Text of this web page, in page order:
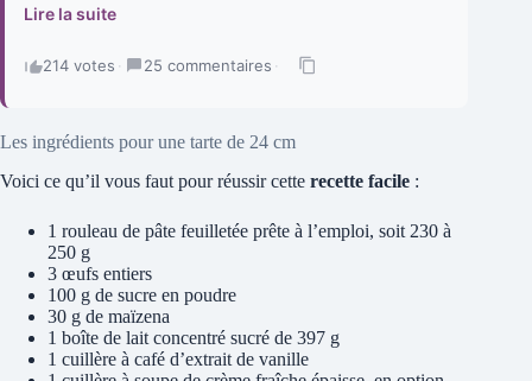
Lire la suite
214 votes · 25 commentaires ·
Les ingrédients pour une tarte de 24 cm
Voici ce qu’il vous faut pour réussir cette recette facile :
1 rouleau de pâte feuilletée prête à l’emploi, soit 230 à
250 g
3 œufs entiers
100 g de sucre en poudre
30 g de maïzena
1 boîte de lait concentré sucré de 397 g
1 cuillère à café d’extrait de vanille